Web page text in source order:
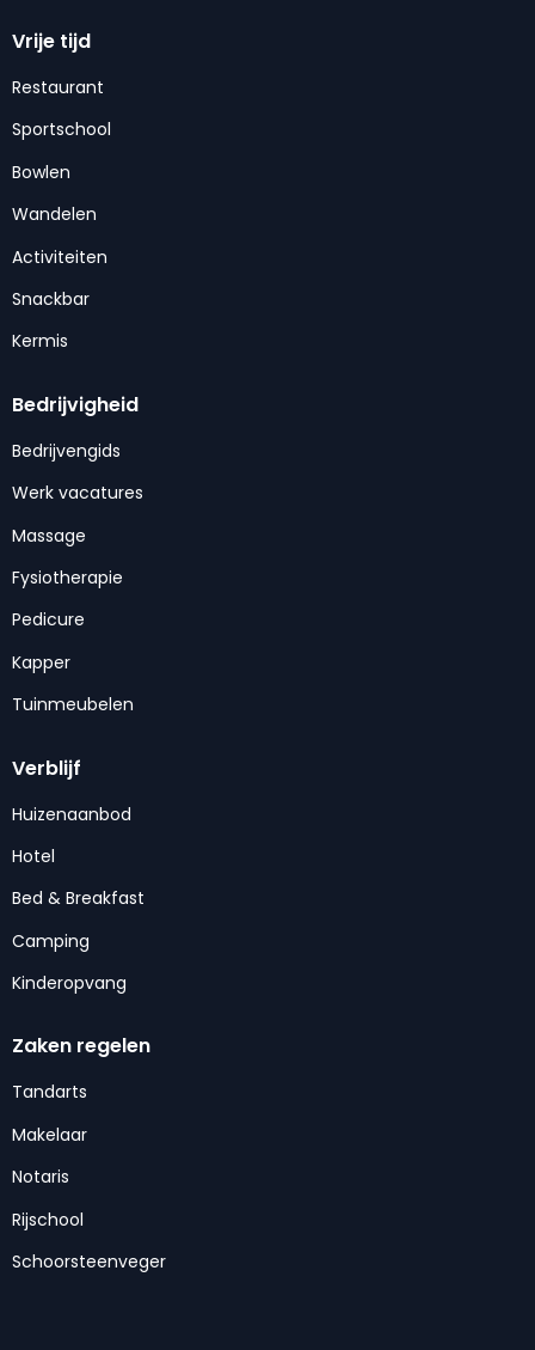
Vrije tijd
Restaurant
Sportschool
Bowlen
Wandelen
Activiteiten
Snackbar
Kermis
Bedrijvigheid
Bedrijvengids
Werk vacatures
Massage
Fysiotherapie
Pedicure
Kapper
Tuinmeubelen
Verblijf
Huizenaanbod
Hotel
Bed & Breakfast
Camping
Kinderopvang
Zaken regelen
Tandarts
Makelaar
Notaris
Rijschool
Schoorsteenveger